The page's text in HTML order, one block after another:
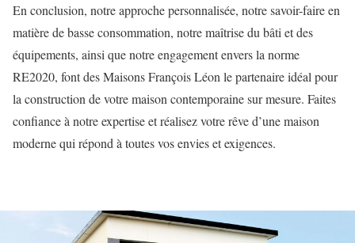
En conclusion, notre approche personnalisée, notre savoir-faire en
matière de basse consommation, notre maîtrise du bâti et des
équipements, ainsi que notre engagement envers la norme
RE2020, font des Maisons François Léon le partenaire idéal pour
la construction de votre maison contemporaine sur mesure. Faites
confiance à notre expertise et réalisez votre rêve d’une maison
moderne qui répond à toutes vos envies et exigences.